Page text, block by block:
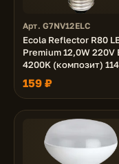
Арт. G7NV12ELC
Ecola Reflector R80
Premium 12,0W 220V
4200K (композит)
159 ₽